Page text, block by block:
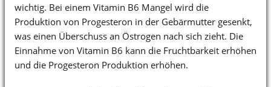
wichtig. Bei einem Vitamin B6 Mangel wird die
Produktion von Progesteron in der Gebärmutter gesenkt,
was einen Überschuss an Östrogen nach sich zieht. Die
Einnahme von Vitamin B6 kann die Fruchtbarkeit erhöhen
und die Progesteron Produktion erhöhen.